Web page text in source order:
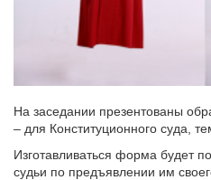
На заседании презентованы
– для Конституционного суда,
Изготавливаться форма будет
судьи по предъявлении им